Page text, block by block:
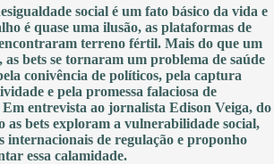
social é um fato básico da vida e
é quase uma ilusão, as plataformas de
terreno fértil. Mais do que um
as bets se tornaram um problema de saúde
conivência de políticos, pela captura
e pela promessa falaciosa de
entrevista ao jornalista Edison Veiga, do
as bets exploram a vulnerabilidade social,
internacionais de regulação e proponho
essa calamidade.